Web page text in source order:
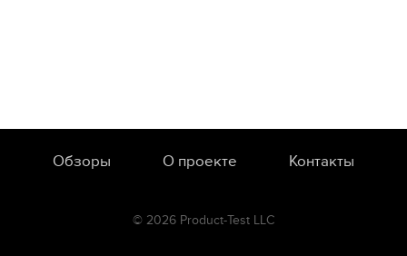
Обзоры О проекте Контакты
© 2026 Product-Test LLC